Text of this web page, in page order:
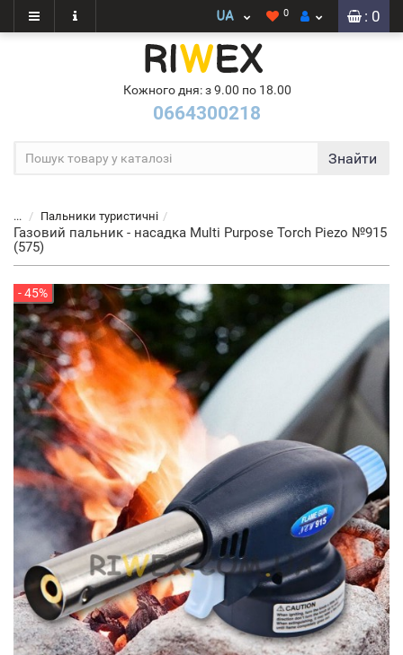
: 0
0
Кожного дня: з 9.00 по 18.00
0664300218
Знайти
... Пальники туристичні
Газовий пальник - насадка Multi Purpose Torch Piezo №915
(575)
- 45%